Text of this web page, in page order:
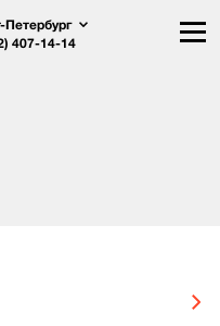
Петербург
407-14-14